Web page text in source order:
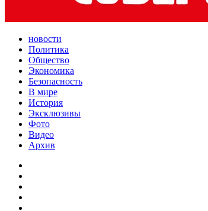
новости
Политика
Общество
Экономика
Безопасность
В мире
История
Эксклюзивы
Фото
Видео
Архив